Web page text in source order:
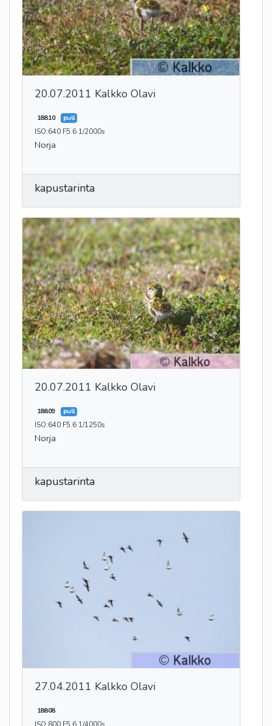
20.07.2011 Kalkko Olavi
18810 pull
ISO:640 F5.6 1/2000s
Norja
kapustarinta
20.07.2011 Kalkko Olavi
18809 pull
ISO:640 F5.6 1/1250s
Norja
kapustarinta
27.04.2011 Kalkko Olavi
18808
ISO:800 F5.6 1/4000s